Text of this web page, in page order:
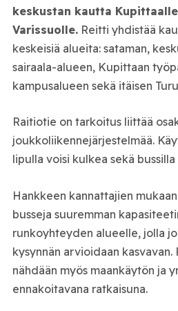
keskustan kautta
Varissuolle.Reitti yhdistää
keskeisiä alueita: sataman,
sairaala-alueen, Kupittaan
kampusalueen sekä itäisen
Raitiotie on tarkoitus liittää
joukkoliikennejärjestelmää.
lipulla voisi kulkea sekä
Hankkeen kannattajien
busseja suuremman
runkoyhteyden alueelle, jolla
kysynnän arvioidaan
nähdään myös maankäytön ja
ennakoitavana ratkaisuna.